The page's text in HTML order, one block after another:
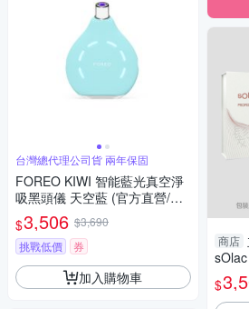
台灣總代理公司貨 兩年保固
FOREO KIWI 智能藍光真空淨
吸黑頭儀 天空藍 (官方直營/天
空藍/粉刺機)
$3,506 $3,690
挑戰低價
券
加入購物車
商店
白
$